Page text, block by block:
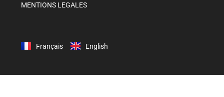
MENTIONS LEGALES
Français English